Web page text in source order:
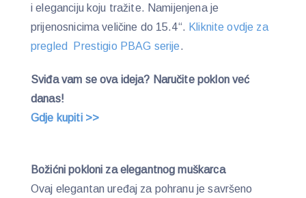
i eleganciju koju tražite. Namijenjena je
prijenosnicima veličine do 15.4“. Kliknite ovdje za
pregled Prestigio PBAG serije.
Sviđa vam se ova ideja? Naručite poklon već
danas!
Gdje kupiti >>
Božićni pokloni za elegantnog muškarca
Ovaj elegantan uređaj za pohranu je savršeno